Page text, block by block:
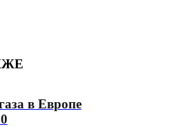
в Европе